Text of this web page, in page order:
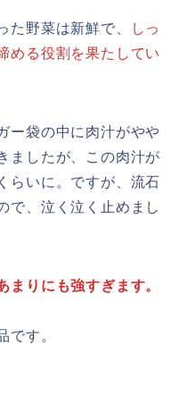
た野菜は新鮮で、
しっ
める役割を果たしてい
ー袋の中に肉汁がやや
ましたが、この肉汁が
らいに。ですが、流石
で、泣く泣く止めまし
まりにも強すぎます。
です。